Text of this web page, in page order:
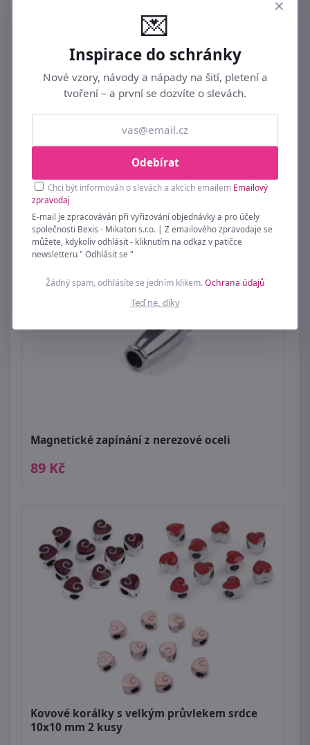
89 Kč
Magnetické zapínání z nerezové oceli
89 Kč
Kovové korálky s velkým průvlekem srdce
10x10 mm 2 kusy
×
💌
Inspirace do schránky
Nové vzory, návody a nápady na šití, pletení a
tvoření – a první se dozvíte o slevách.
Odebírat
Chci být informován o slevách a akcích emailem Emailový
zpravodaj
E-mail je zpracováván při vyřizování objednávky a pro účely
společnosti Bexis - Mikaton s.r.o. | Z emailového zpravodaje se
můžete, kdykoliv odhlásit - kliknutím na odkaz v patičce
newsletteru " Odhlásit se "
Žádný spam, odhlásíte se jedním klikem.Ochrana údajů
Teď ne, díky